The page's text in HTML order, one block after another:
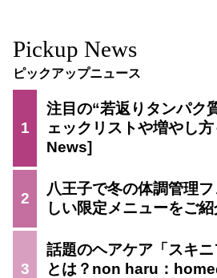
Pickup News
ピックアップニュース
1
注目の“若返りタンパク
ェックリストや増やし方
2
八王子で冬の体調管理
しい限定メニューをご
3
話題のヘアケア「スキニ
とは？non haru：